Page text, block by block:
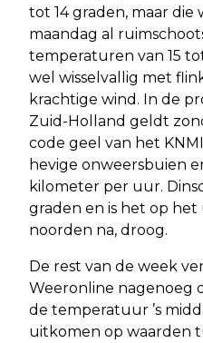
tot 14 graden, maar die
maandag al
temperaturen van 15
wel wisselvallig met
krachtige wind. In de
Zuid-Holland geldt
code geel van het
hevige onweersbuien
kilometer per uur.
graden en is het op
noorden na, droog.
De rest van de week
Weeronline nagenoeg
de temperatuur ’s
uitkomen op waarden